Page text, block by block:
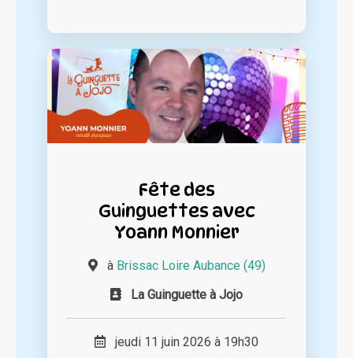
Fête des
Guinguettes avec
Yoann Monnier
à Brissac Loire Aubance (49)
La Guinguette à Jojo
jeudi 11 juin 2026 à 19h30